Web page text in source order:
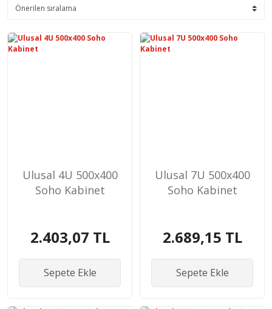
Ulusal 4U 500x400
Soho Kabinet
2.403,07 TL
Sepete Ekle
Ulusal 7U 500x400
Soho Kabinet
2.689,15 TL
Sepete Ekle